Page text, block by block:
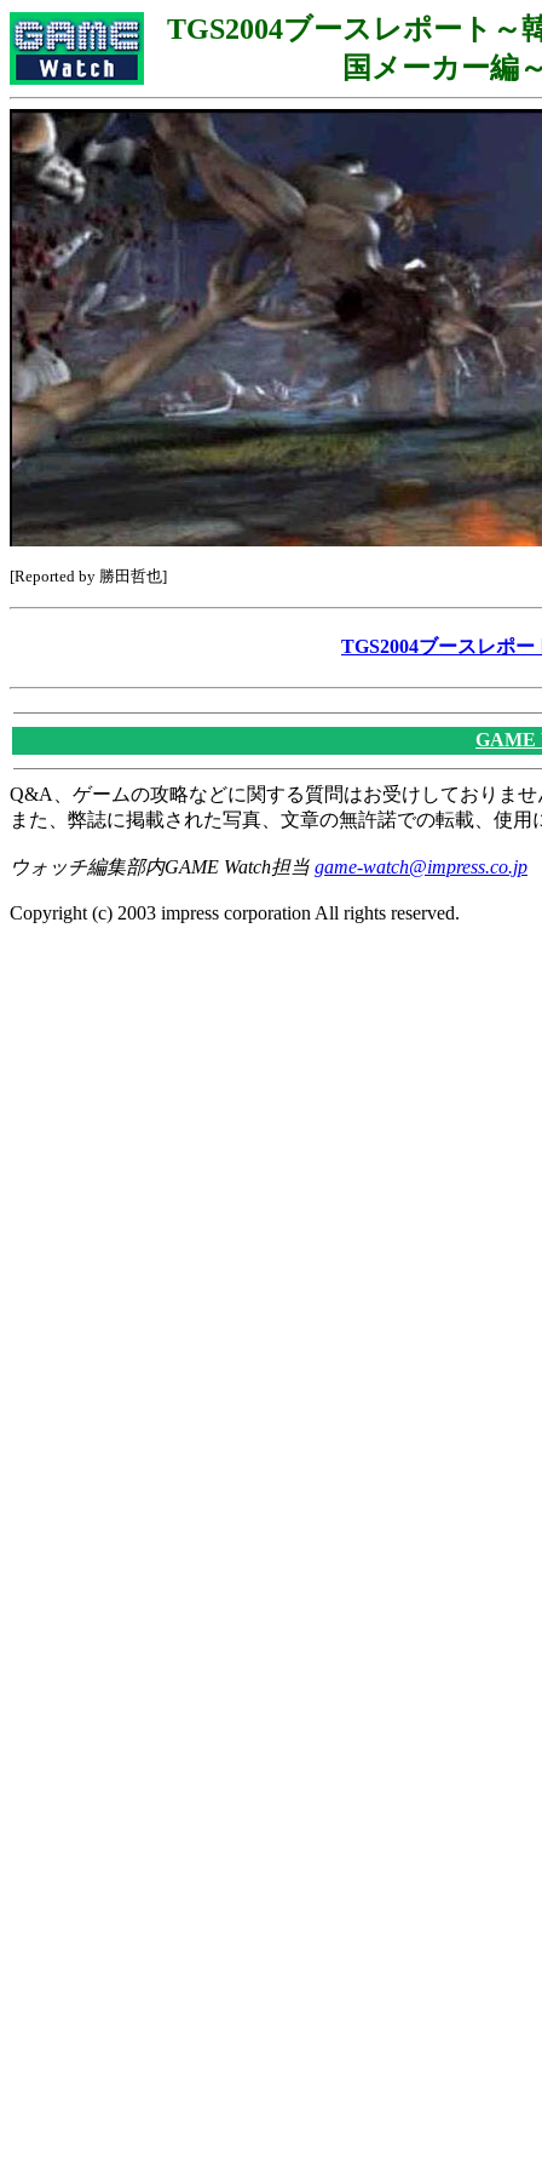
TGS2004ブースレポート～
国メーカー編
[Reported by 勝田哲也]
TGS2004ブースレポ
GAME
Q&A、ゲームの攻略などに関する質問はお受けしておりませ
また、弊誌に掲載された写真、文章の無許諾での転載、使
ウォッチ編集部内GAME Watch担当 game-watch@impress.co.jp
Copyright (c) 2003 impress corporation All rights reserved.